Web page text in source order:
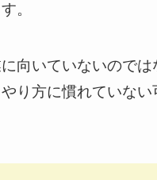
。
向いていないのでは
り方に慣れていない